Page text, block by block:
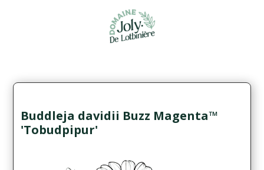
Buddleja davidii Buzz Magenta™
'Tobudpipur'